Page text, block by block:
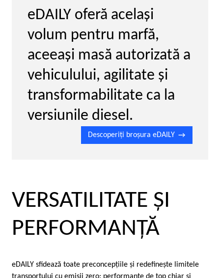
eDAILY oferă acelaşi
volum pentru marfă,
aceeaşi masă autorizată a
vehiculului, agilitate şi
transformabilitate ca la
versiunile diesel.
Descoperiţi broşura eDAILY
VERSATILITATE ȘI
PERFORMANȚĂ
eDAILY sfidează toate preconcepţiile şi redefineşte limitele